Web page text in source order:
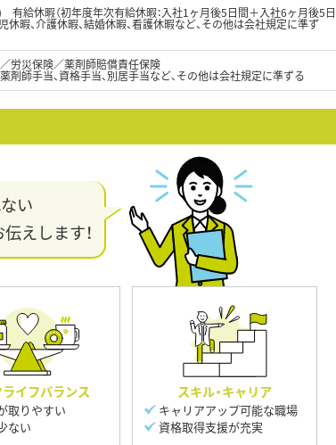
給休暇（初年度年次有給休暇：入社1ヶ月後5日間＋入社6ヶ月後5日
休暇、介護休暇、結婚休暇、看護休暇など、その他は会社規定に準ず
労災保険／薬剤師賠償責任保険
剤師手当、資格手当、別居手当など、その他は会社規定に準ずる
い
えします！
イフバランス
取りやすい
ない
スキル・キャリア
キャリアアップ可能な職場
資格取得支援が充実